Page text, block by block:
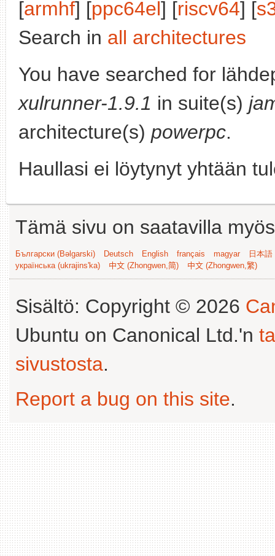
[armhf] [ppc64el] [riscv64] [
Search in all architectures
You have searched for
xulrunner-1.9.1 in suite(s)
architecture(s) powerpc.
Haullasi ei löytynyt yhtään
Tämä sivu on saatavilla
Български (Bəlgarski) Deutsch English français magyar
日本
українська (ukrajins'ka)
中文 (Zhongwen,简) 中文 (Zhongwen,繁)
Sisältö: Copyright © 2026
Ubuntu on Canonical Ltd.'n
sivustosta.
Report a bug on this site.